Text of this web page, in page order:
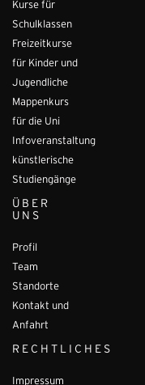
Kurse für
Schulklassen
Freizeitkurse
für Kinder und
Jugendliche
Mappenkurs
für die Uni
Infoveranstaltung
künstlerische
Studiengänge
ÜBER
UNS
Profil
Team
Standorte
Kontakt und
Anfahrt
RECHTLICHES
Impressum